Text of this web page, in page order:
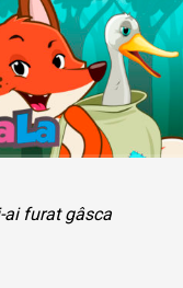
ai furat gâsca